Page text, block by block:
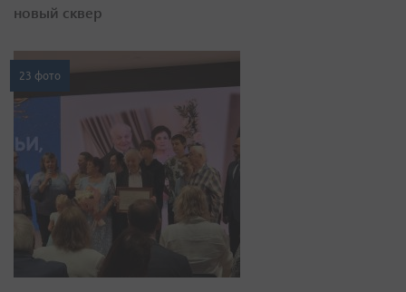
новый сквер
23 фото